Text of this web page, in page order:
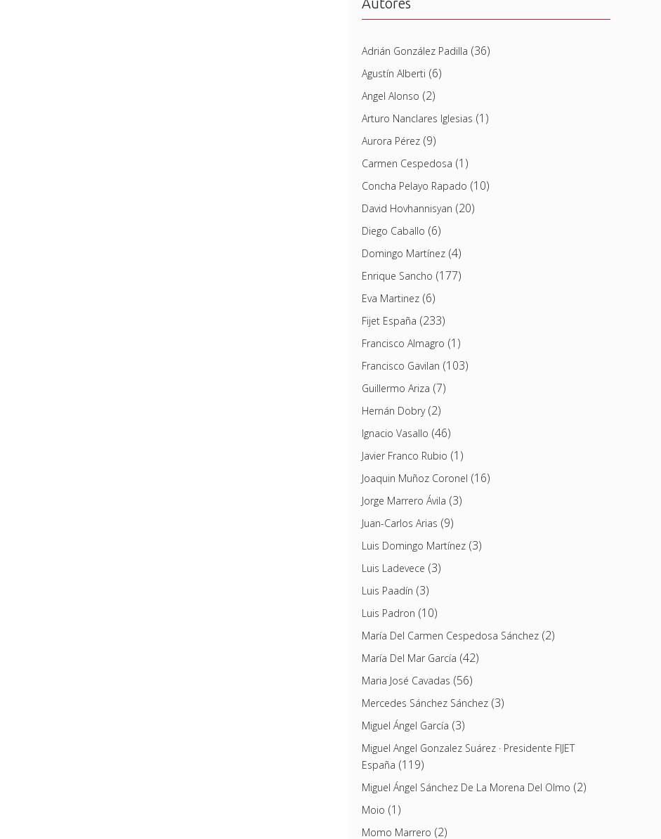
Adrián González Padilla (36)
Agustín Alberti (6)
Angel Alonso (2)
Arturo Nanclares Iglesias (1)
Aurora Pérez(9)
Carmen Cespedosa (1)
Concha Pelayo Rapado (10)
David Hovhannisyan (20)
Diego Caballo (6)
Domingo Martínez(4)
Enrique Sancho (177)
Eva Martinez(6)
Fijet España (233)
Francisco Almagro (1)
Francisco Gavilan (103)
Guillermo Ariza (7)
Hernán Dobry(2)
Ignacio Vasallo (46)
Javier Franco Rubio (1)
Joaquin Muñoz Coronel (16)
Jorge Marrero Ávila (3)
Juan-Carlos Arias (9)
Luis Domingo Martínez(3)
Luis Ladevece (3)
Luis Paadín (3)
Luis Padron (10)
María Del Carmen Cespedosa Sánchez(2)
María Del Mar García (42)
Maria José Cavadas (56)
Mercedes Sánchez Sánchez(3)
Miguel Ángel García (3)
Miguel Angel Gonzalez Suárez · Presidente FIJET
España (119)
Miguel Ángel Sánchez De La Morena Del Olmo (2)
Moio (1)
Momo Marrero (2)